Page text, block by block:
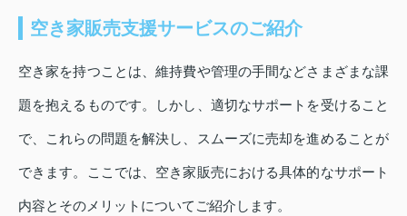
空き家販売支援サービスのご紹介
空き家を持つことは、維持費や管理の手間などさまざまな課
題を抱えるものです。しかし、適切なサポートを受けること
で、これらの問題を解決し、スムーズに売却を進めることが
できます。ここでは、空き家販売における具体的なサポート
内容とそのメリットについてご紹介します。